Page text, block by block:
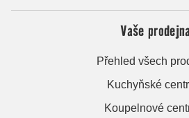
Vaše prodejna
Přehled všech
Kuchyňské
Koupelnové